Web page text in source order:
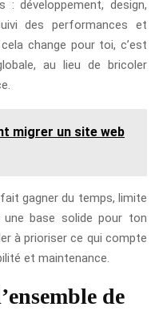
: développement, design,
des performances et
change pour toi, c’est
au lieu de bricoler
migrer un site web
gagner du temps, limite
base solide pour ton
à prioriser ce qui compte
et maintenance.
de